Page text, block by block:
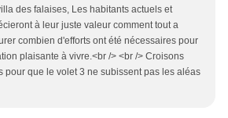
des falaises, Les habitants actuels et
à leur juste valeur comment tout a
combien d'efforts ont été nécessaires pour
plaisante à vivre.<br /> <br /> Croisons
pour que le volet 3 ne subissent pas les aléas